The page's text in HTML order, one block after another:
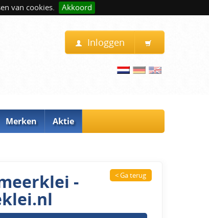
van cookies. Akkoord
Inloggen
Merken Aktie
- < Ga terug